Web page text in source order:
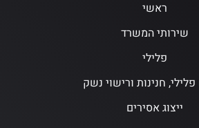
ראשי
שירותי המשרד
פלילי
חנינות ורישוי נשק
ייצוג אסירים